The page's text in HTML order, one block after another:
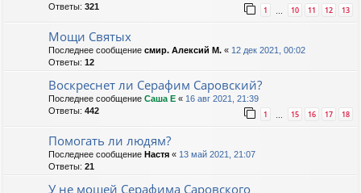
Ответы: 321 1 … 10 11 12 13
Мощи Святых
Последнее сообщение смир. Алексий М. « 12 дек 2021, 00:02
Ответы: 12
Воскреснет ли Серафим Саровский?
Последнее сообщение Саша Е « 16 авг 2021, 21:39
Ответы: 442 1 … 15 16 17 18
Помогать ли людям?
Последнее сообщение Настя « 13 май 2021, 21:07
Ответы: 21
У не мощей Серафима Саровского